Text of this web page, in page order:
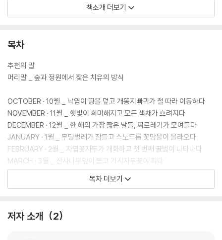
게 배치된 사진과 스케치, 수채화는 그가 보고 듣고 느낀 자연을 책을 통해
온전히 만끽할 수 있게 한다. 미첼은 내밀한 심리와 자연의 풍경을 능숙하
근거하여 설명한다.
미첼은 우울증을 극복하려 애쓰는 대신 어르고 달래며 함께 살아간다. 항
우울제와 상담 치료뿐만 아니라 자연이 주는 위안을 조화롭게 이용하며 요
음 계절을 준비하는 강력한 힘이 된다. 풀꽃 한 포기에서 기쁨을 찾고, 수천
킬로미터를 날아온 제비를 보며 감동의 눈물을 흘리는 에마 미첼과 산책길
을 함께한 후에는 마음의 폭풍이 거세게 휘몰아치는 날에도 창밖의 초록에
서 기쁨을 발견하는 법을 알게 될 것이다.
책소개 더보기
목차
추천의 말
머리말 _ 숲과 정원에서 찾은 치유의 방식
OCTOBER · 10월 _ 낙엽이 땅을 덮고 개똥지빠귀가 철 따라 이동하다
NOVEMBER · 11월 _ 햇빛이 희미해지고 모든 색채가 흐려지다
DECEMBER · 12월 _ 한 해의 가장 짧은 날들, 찌르레기가 모여들다
JANUARY · 1월 _ 무당벌레가 잠들고 스노드롭 꽃망울이 올라오다
FEBRUARY · 2월 _ 자엽꽃자두가 개화하고 첫 번째 꿀벌이 나타나다
MARCH · 3월 _ 산사나무잎이 돋고 가시자두꽃이 피다
APRIL · 4월 _ 숲바람꽃이 만개하고 제비가 돌아오다
MAY · 5월 _ 나이팅게일이 노래하고 사양채꽃이 피다
AUGUST · 8월 _ 사양채잎이 돋고 야생 자두가 익어가다
목차 더보기
저자 소개 2